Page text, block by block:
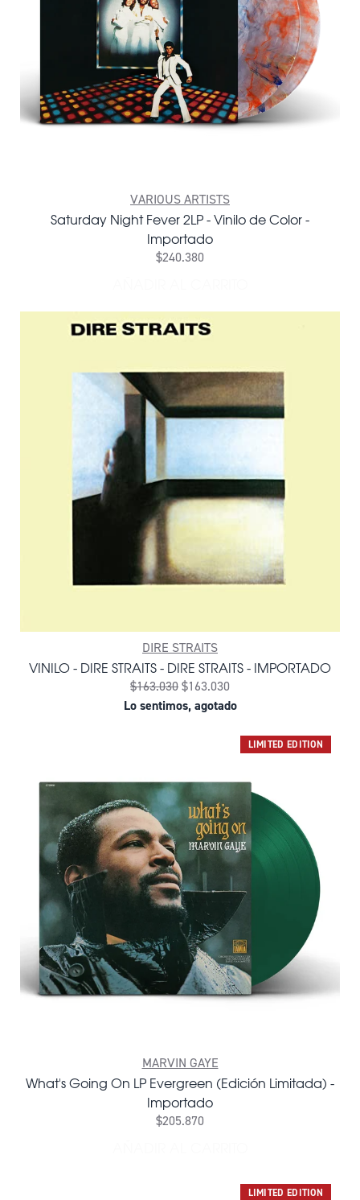
VARIOUS ARTISTS
Saturday Night Fever 2LP - Vinilo de Color -
Importado
$240.380
DIRE STRAITS
VINILO - DIRE STRAITS - DIRE STRAITS - IMPORTADO
$163.030$163.030
Lo sentimos, agotado
LIMITED EDITION
MARVIN GAYE
What's Going On LP Evergreen (Edición Limitada) -
Importado
$205.870
LIMITED EDITION